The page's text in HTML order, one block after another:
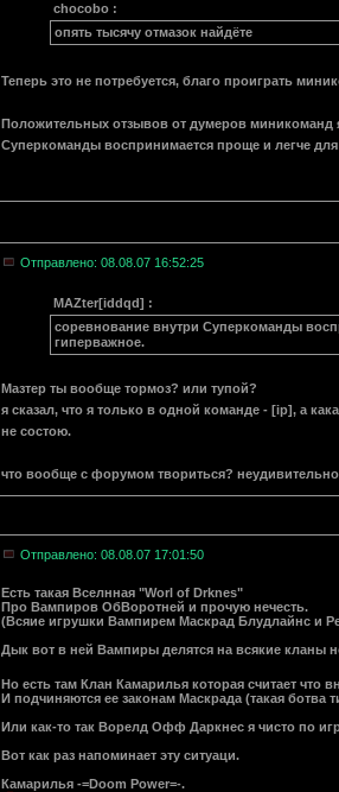
chocobo :
опять тысячу отмазок найдёте
Теперь это не потребуется, благо проиграть
Положительных отзывов от думеров миникоманд
Суперкоманды воспринимается проще и легче
Отправлено: 08.08.07 16:52:25
MAZter[iddqd] :
соревнование внутри Суперкоманды
гиперважное.
Мазтер ты вообще тормоз? или тупой?
я сказал, что я только в одной команде - [ip], а
не состою.
что вообще с форумом твориться? неудивительно
Отправлено: 08.08.07 17:01:50
Есть такая Вселнная "Worl of Drknes"
Про Вампиров ОбВоротней и прочую нечесть.
(Всяие игрушки Вампирем Маскрад Блудлайнс и
Дык вот в ней Вампиры делятся на всякие
Но есть там Клан Камарилья которая считает что
И подчиняются ее законам Маскрада (такая
Или как-то так Ворелд Офф Даркнес я чисто по
Вот как раз напоминает эту ситуаци.
Камарилья -=Doom Power=-.